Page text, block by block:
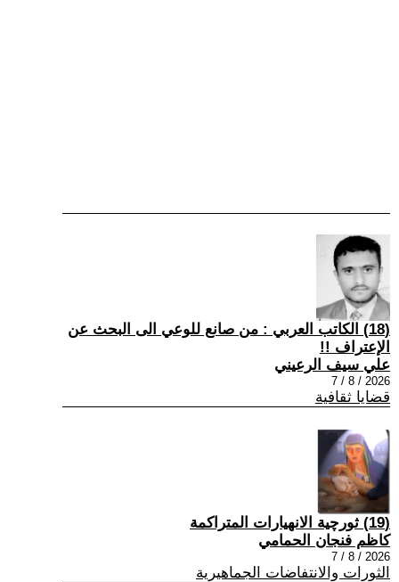
(18) الكاتب العربي : من صانع للوعي الى البحث عن
الإعتراف !!
علي سيف الرعيني
2026 / 8 / 7
قضايا ثقافية
(19) ثورچية الانهيارات المتراكمة
كاظم فنجان الحمامي
2026 / 8 / 7
الثورات والانتفاضات الجماهيرية